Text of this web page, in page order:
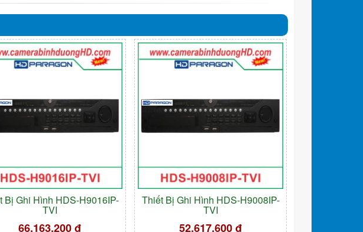
Bị Ghi Hình HDS-H9016IP-
TVI
66.163.200 đ
Thiết Bị Ghi Hình HDS-H9008IP-
TVI
52.617.600 đ